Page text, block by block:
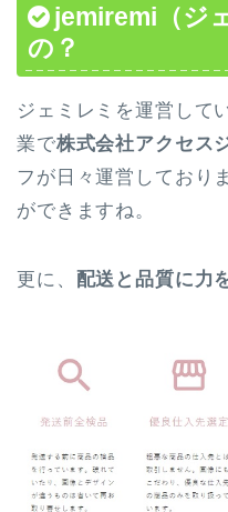
jemiremi（ジ
の？
ジェミレミを運営して
業で株式会社アクセス
フが日々運営しており
ができますね。
更に、 配送と品質に力